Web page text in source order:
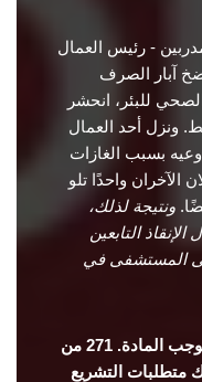
- رئيس العمال
آبار الصرف
للبئر، انحشر
ونزل أحد العمال
وعيه بسبب الغازات
الآخران واحدًا تلو
ونتيجة لذلك،
التابعين
المستشفى في
بدأ التحقيق تحقيقًا قبل المحاكمة بموجب المادة. 271 من
متطلبات التشريع